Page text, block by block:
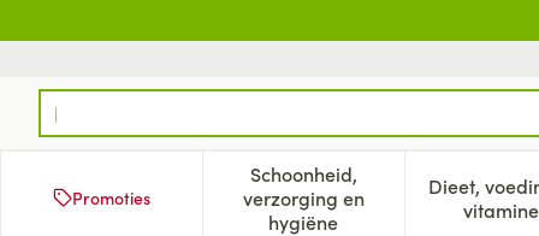
Product, merk, categorie...
Promoties
Schoonheid,
verzorging en
hygiëne
Toon submenu voor
Dieet,